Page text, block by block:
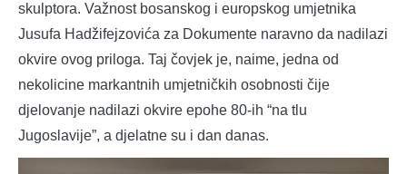
skulptora. Važnost bosanskog i europskog umjetnika
Jusufa Hadžifejzovića za Dokumente naravno da nadilazi
okvire ovog priloga. Taj čovjek je, naime, jedna od
nekolicine markantnih umjetničkih osobnosti čije
djelovanje nadilazi okvire epohe 80-ih “na tlu
Jugoslavije”, a djelatne su i dan danas.